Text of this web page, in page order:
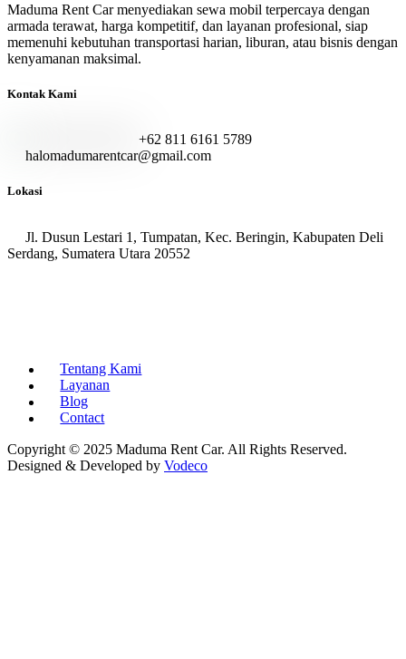
Maduma Rent Car menyediakan sewa mobil terpercaya dengan
armada terawat, harga kompetitif, dan layanan profesional, siap
memenuhi kebutuhan transportasi harian, liburan, atau bisnis dengan
kenyamanan maksimal.
Kontak Kami
+62 811 6161 5789
halomadumarentcar@gmail.com
Lokasi
Jl. Dusun Lestari 1, Tumpatan, Kec. Beringin, Kabupaten Deli
Serdang, Sumatera Utara 20552
Tentang Kami
Layanan
Blog
Contact
Copyright © 2025 Maduma Rent Car. All Rights Reserved.
Designed & Developed by Vodeco